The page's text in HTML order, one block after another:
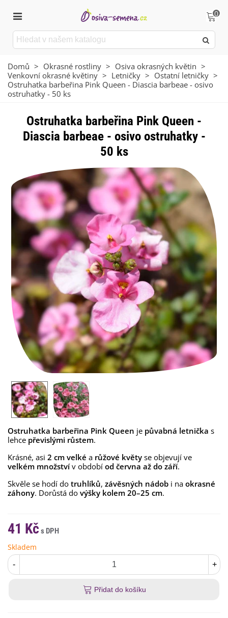
0
Domů > Okrasné rostliny > Osiva okrasných květin >
Venkovní okrasné květiny > Letničky > Ostatní letničky >
Ostruhatka barbeřina Pink Queen - Diascia barbeae - osivo
ostruhatky - 50 ks
Ostruhatka barbeřina Pink Queen -
Diascia barbeae - osivo ostruhatky -
50 ks
Ostruhatka barbeřina Pink Queen je půvabná letnička s
lehce převislými růstem.
Krásné, asi 2 cm velké a růžové květy se objevují ve
velkém množstvív období od června až do září.
Skvěle se hodí do truhlíků, závěsných nádob i na okrasné
záhony. Dorůstá do výšky kolem 20–25 cm.
41 Kč
Skladem
- +
Přidat do košíku